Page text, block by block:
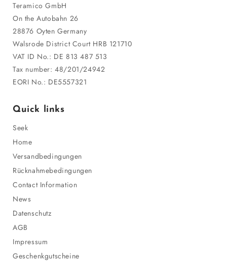
Teramico GmbH
On the Autobahn 26
28876 Oyten Germany
Walsrode District Court HRB 121710
VAT ID No.: DE 813 487 513
Tax number: 48/201/24942
EORI No.: DE5557321
Quick links
Seek
Home
Versandbedingungen
Rücknahmebedingungen
Contact Information
News
Datenschutz
AGB
Impressum
Geschenkgutscheine